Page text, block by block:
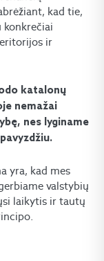
kad tie,
konkrečiai
ir
katalonų
nemažai
nes lyginame
yra, kad mes
valstybių
laikytis ir tautų